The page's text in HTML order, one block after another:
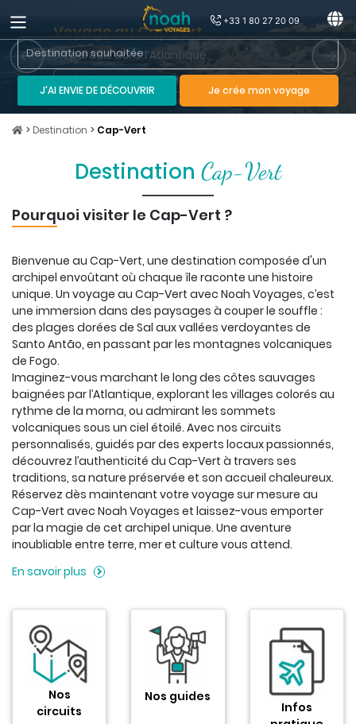
+33 1 80 27 20 09
Voyage au Cap Vert
Un paradis dans l’Atlantique
DÉCOUVRIR DES INFORMATIONS SUR CE PAYS
Previous slide Next
J'AI ENVIE DE DÉCOUVRIR Je crée mon voyage
> Destination > Cap-Vert
Destination Cap-Vert
Pourquoi visiter le Cap-Vert ?
Bienvenue au Cap-Vert, une destination composée d'un
archipel envoûtant où chaque île raconte une histoire
unique. Un voyage au Cap-Vert avec Noah Voyages, c’est
une immersion dans des paysages à couper le souffle :
des plages dorées de Sal aux vallées verdoyantes de
Santo Antão, en passant par les montagnes volcaniques
de Fogo.
Imaginez-vous marchant le long des côtes sauvages
baignées par l’Atlantique, explorant les villages colorés au
rythme de la morna, ou admirant les sommets
volcaniques sous un ciel étoilé. Avec nos circuits
personnalisés, guidés par des experts locaux passionnés,
découvrez l’authenticité du Cap-Vert à travers ses
traditions, sa nature préservée et son accueil chaleureux.
Réservez dès maintenant votre voyage sur mesure au
Cap-Vert avec Noah Voyages et laissez-vous emporter
par la magie de cet archipel unique. Une aventure
inoubliable entre terre, mer et culture vous attend.
En savoir plus
Nos
circuits
Nos guides
Infos